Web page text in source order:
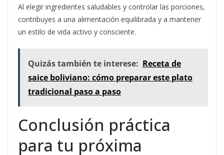
Al elegir ingredientes saludables y controlar las porciones,
contribuyes a una alimentación equilibrada y a mantener
un estilo de vida activo y consciente.
Quizás también te interese: Receta de
saice boliviano: cómo preparar este plato
tradicional paso a paso
Conclusión práctica
para tu próxima